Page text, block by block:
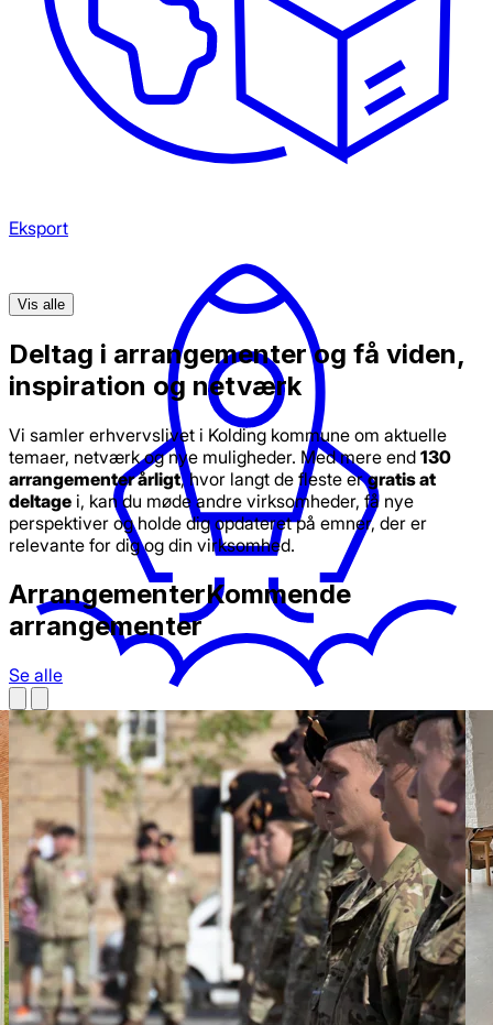
Eksport
Iværksætteri
Vis alle
Deltag i arrangementer og få viden,
inspiration og netværk
Vi samler erhvervslivet i Kolding kommune om aktuelle
temaer, netværk og nye muligheder. Med mere end 130
arrangementer årligt, hvor langt de fleste ergratis at
deltage i, kan du møde andre virksomheder, få nye
perspektiver og holde dig opdateret på emner, der er
relevante for dig og din virksomhed.
ArrangementerKommende
arrangementer
Se alle